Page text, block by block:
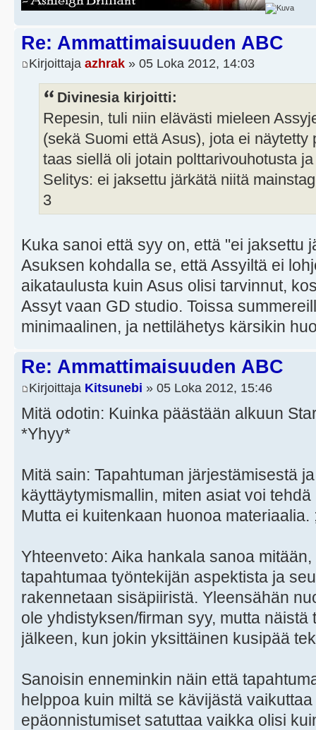
Re: Ammattimaisuuden ABC
Kirjoittaja azhrak » 05 Loka 2012, 14:03
Divinesia kirjoitti:
Repesin, tuli niin elävästi mieleen
(sekä Suomi että Asus), jota ei
taas siellä oli jotain polttarivouhotusta
Selitys: ei jaksettu järkätä niitä
3
Kuka sanoi että syy on, että "ei jaksettu
Asuksen kohdalla se, että Assyiltä ei
aikataulusta kuin Asus olisi tarvinnut,
Assyt vaan GD studio. Toissa
minimaalinen, ja nettilähetys kärsikin
Re: Ammattimaisuuden ABC
Kirjoittaja Kitsunebi » 05 Loka 2012, 15:46
Mitä odotin: Kuinka päästään alkuun
*Yhyy*
Mitä sain: Tapahtuman järjestämisestä
käyttäytymismallin, miten asiat voi
Mutta ei kuitenkaan huonoa materiaalia.
Yhteenveto: Aika hankala sanoa
tapahtumaa työntekijän aspektista ja
rakennetaan sisäpiiristä. Yleensähän
ole yhdistyksen/firman syy, mutta
jälkeen, kun jokin yksittäinen kusipää
Sanoisin enneminkin näin että
helppoa kuin miltä se kävijästä
epäonnistumiset satuttaa vaikka olisi